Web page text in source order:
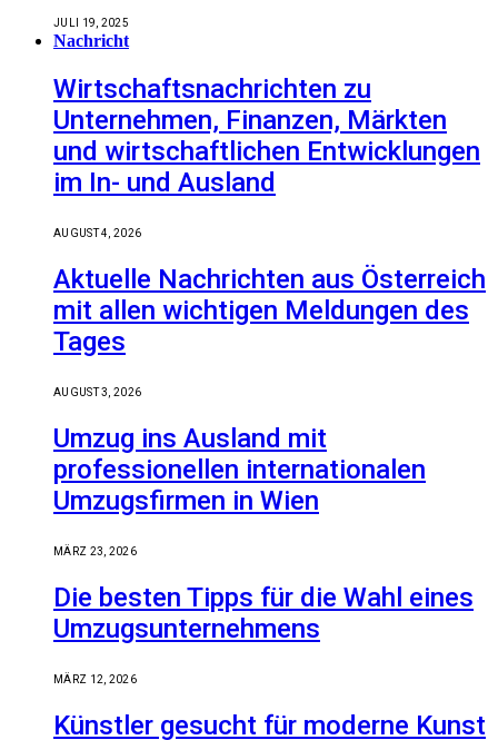
JULI 19, 2025
Nachricht
Wirtschaftsnachrichten zu
Unternehmen, Finanzen, Märkten
und wirtschaftlichen Entwicklungen
im In- und Ausland
AUGUST 4, 2026
Aktuelle Nachrichten aus Österreich
mit allen wichtigen Meldungen des
Tages
AUGUST 3, 2026
Umzug ins Ausland mit
professionellen internationalen
Umzugsfirmen in Wien
MÄRZ 23, 2026
Die besten Tipps für die Wahl eines
Umzugsunternehmens
MÄRZ 12, 2026
Künstler gesucht für moderne Kunst